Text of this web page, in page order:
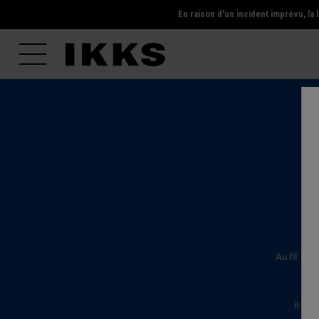
En raison d'un incident imprévu,
Au fil des
ils